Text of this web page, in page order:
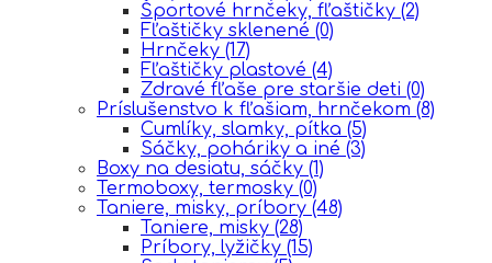
Športové hrnčeky, fľaštičky (2)
Fľaštičky sklenené (0)
Hrnčeky (17)
Fľaštičky plastové (4)
Zdravé fľaše pre staršie deti (0)
Príslušenstvo k fľašiam, hrnčekom (8)
Cumlíky, slamky, pítka (5)
Sáčky, poháriky a iné (3)
Boxy na desiatu, sáčky (1)
Termoboxy, termosky (0)
Taniere, misky, príbory (48)
Taniere, misky (28)
Príbory, lyžičky (15)